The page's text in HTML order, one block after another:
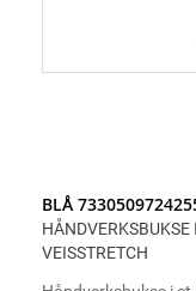
BLÅ
HÅNDVERKSBUKSE
VEISSTRETCH